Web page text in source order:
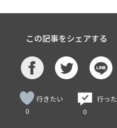
この記事をシェアする
0
行きたい
行った
0